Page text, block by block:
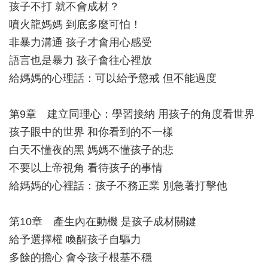
孩子不打 就不會成材？
噴火龍媽媽 到底多麼可怕！
非暴力溝通 孩子才會用心感受
語言也是暴力 孩子會往心裡放
給媽媽的心理話：可以給予懲戒 但不能過度
第9章 建立同理心：學習接納 用孩子的角度看世界
孩子眼中的世界 和你看到的不一樣
白天不懂夜的黑 媽媽不懂孩子的悲
不要以上帝視角 看待孩子的事情
給媽媽的心裡話：孩子不務正業 別急著打擊他
第10章 產生內在動機 是孩子成材關鍵
給予選擇權 喚醒孩子自驅力
多餘的擔心 會令孩子根基不穩